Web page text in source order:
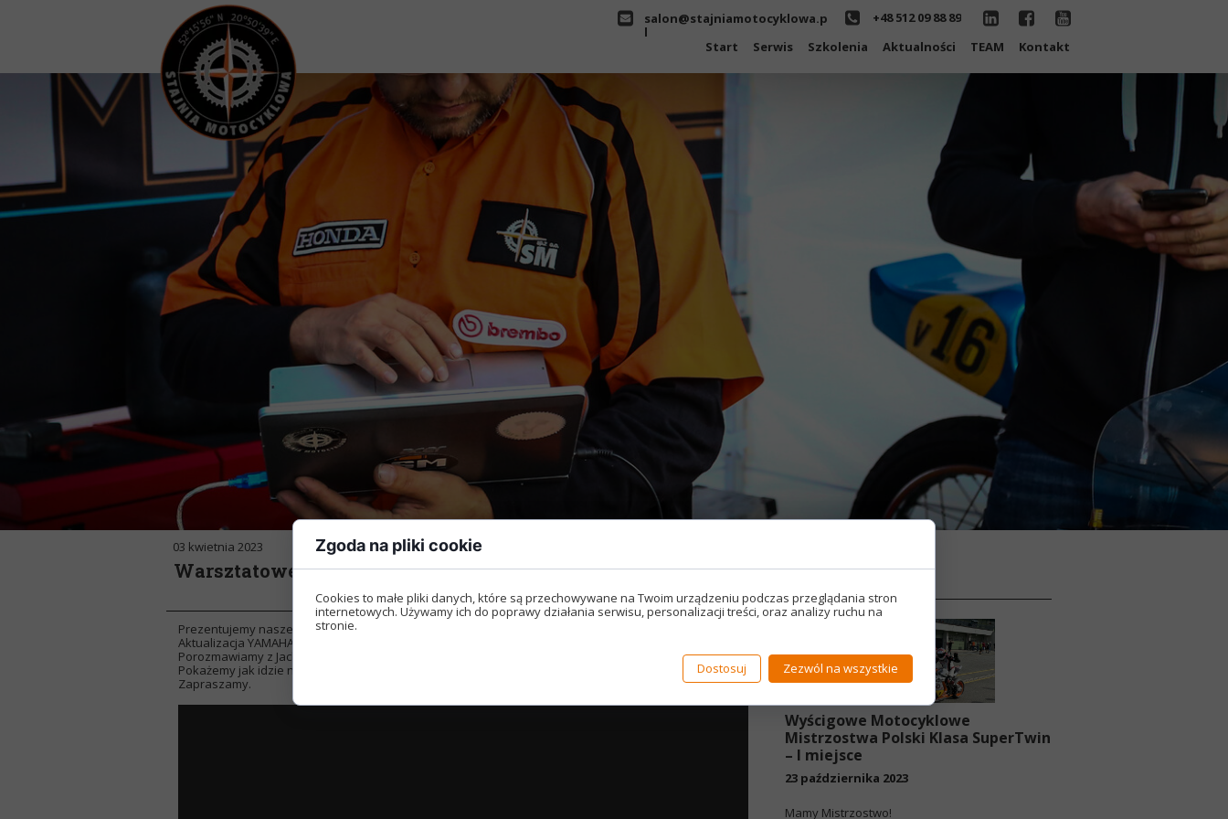
salon@stajniamotocyklowa.p
l
+48 512 09 88 89
Start
Serwis Szkolenia Aktualności TEAM Kontakt
Wyścigowe Motocyklowe
Mistrzostwa Polski Klasa SuperTwin
– I miejsce
23 października 2023
Mamy Mistrzostwo!
Aktualności
Warsztatowe Opowieści – odc. 12
03 kwietnia 2023
Prezentujemy naszego ADV do 10 tysięcy złotych.
Aktualizacja YAMAHA FZ 750, oraz Jankeskiego IRONHEAD.
Porozmawiamy z Jackiem Molikiem o klasie SuperTwin.
Pokażemy jak idzie naprawa Harley-Davidson Sportster do 20 tysięcy złotych.
Zapraszamy.
Zgoda na pliki cookie
Cookies to małe pliki danych, które są przechowywane na Twoim urządzeniu podczas przeglądania stron
internetowych. Używamy ich do poprawy działania serwisu, personalizacji treści, oraz analizy ruchu na
stronie.
Dostosuj Zezwól na wszystkie